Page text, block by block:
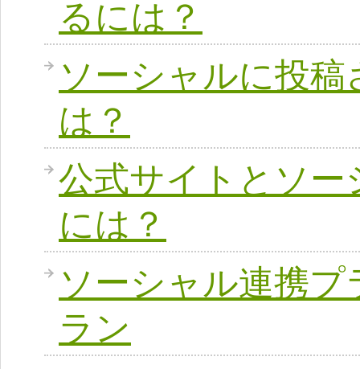
るには？
ソーシャルに投
は？
公式サイトとソ
には？
ソーシャル連携
ラン